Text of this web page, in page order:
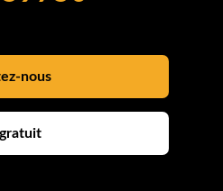
nous